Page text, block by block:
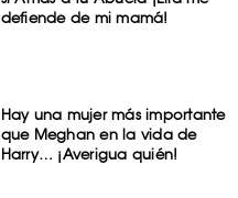
defiende de mi mamá!
Hay una mujer más importante
que Meghan en la vida de
Harry… ¡Averigua quién!